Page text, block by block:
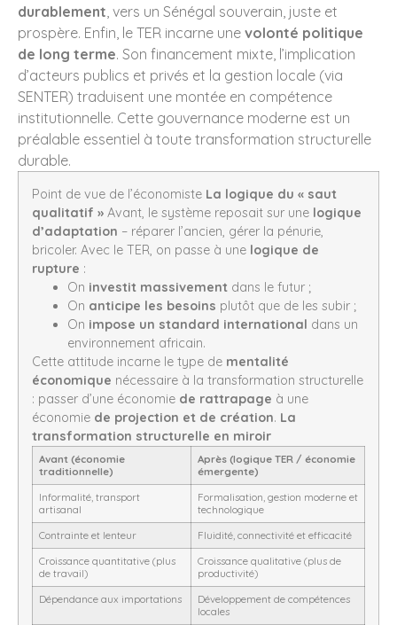
durablement , vers un Sénégal souverain, juste et
prospère. Enfin, le TER incarne une volonté politique
de long terme. Son financement mixte, l’implication
d’acteurs publics et privés et la gestion locale (via
SENTER) traduisent une montée en compétence
institutionnelle. Cette gouvernance moderne est un
préalable essentiel à toute transformation structurelle
durable.
Point de vue de l’économiste La logique du « saut
qualitatif » Avant, le système reposait sur une logique
d’adaptation – réparer l’ancien, gérer la pénurie,
bricoler. Avec le TER, on passe à une logique de
rupture :
On investit massivement dans le futur ;
On anticipe les besoins plutôt que de les subir ;
On impose un standard international dans un
environnement africain.
Cette attitude incarne le type de mentalité
économique nécessaire à la transformation structurelle
: passer d’une économie de rattrapage à une
économie de projection et de création. La
transformation structurelle en miroir
Avant (économie
traditionnelle)
Après (logique TER / économie
émergente)
Informalité, transport
artisanal
Formalisation, gestion moderne et
technologique
Contrainte et lenteur
Fluidité, connectivité et efficacité
Croissance quantitative (plus
de travail)
Croissance qualitative (plus de
productivité)
Dépendance aux importations
Développement de compétences
locales